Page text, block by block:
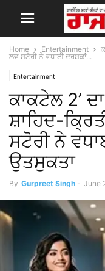
Home Entertainment
ਲਵ ਸਟੋਰੀ ਨੇ ਵਧਾਈ ਦਰਸ਼ਕਾਂ...
Entertainment
ਕਾਕਟੇਲ 2’
ਸ਼ਾਹਿਦ-
ਸਟੋਰੀ ਨੇ
ਉਤਸੁਕਤਾ
By Gurpreet Singh - June